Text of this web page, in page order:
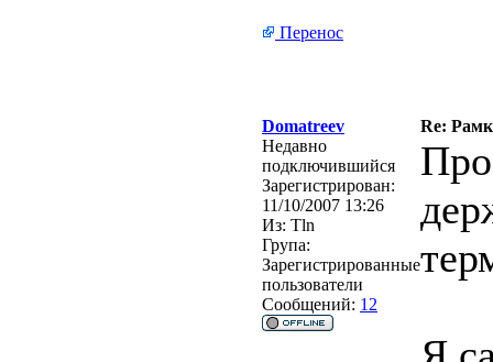
Перенос
Domatreev
Re:
Недавно
подключившийся
Зарегистрирован:
11/10/2007 13:26
Из: Tln
Група:
Зарегистрированные
пользователи
Сообщений: 12